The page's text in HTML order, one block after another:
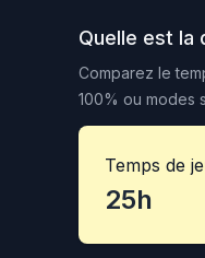
Quelle est la
Comparez le
100% ou modes
Temps de
25h